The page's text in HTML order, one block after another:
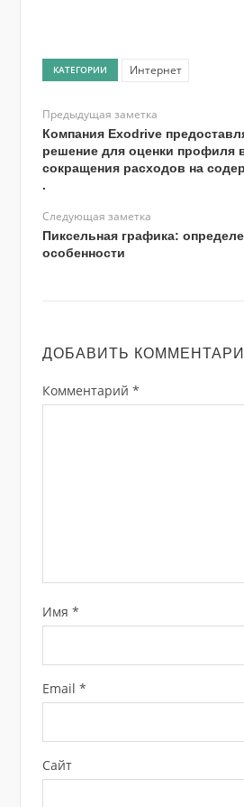
КАТЕГОРИИ Интернет
Предыдущая заметка
Компания Exodrive
решение для оценки профиля
сокращения расходов на
.
Следующая заметка
Пиксельная графика:
особенности
ДОБАВИТЬ
Комментарий *
Имя *
Email *
Сайт